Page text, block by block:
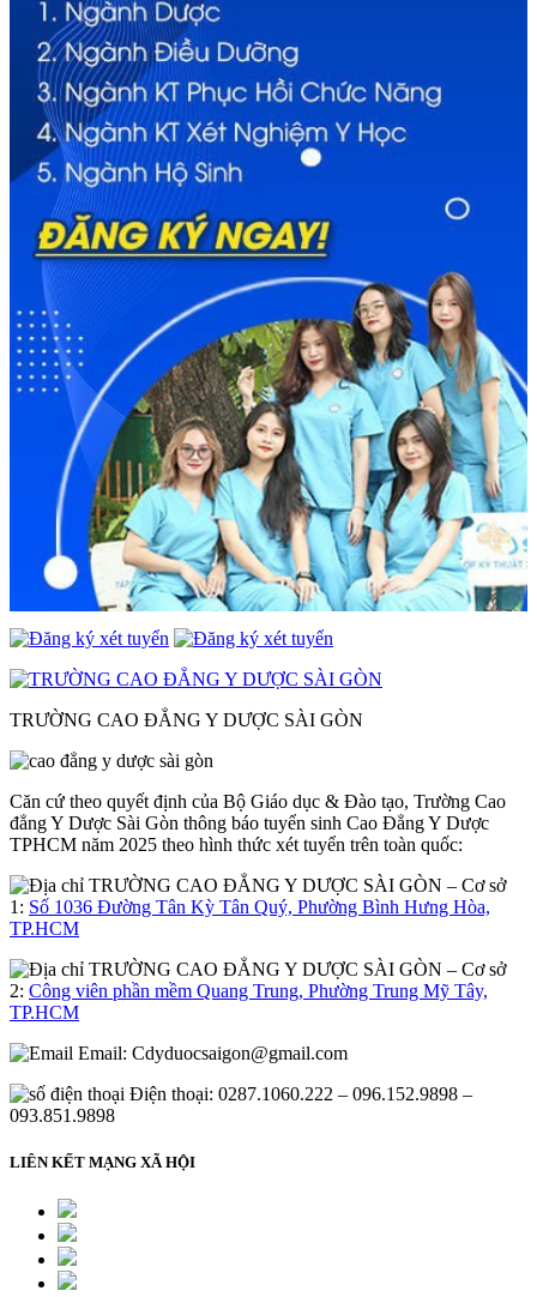
TRƯỜNG CAO ĐẲNG Y DƯỢC SÀI GÒN
Căn cứ theo quyết định của Bộ Giáo dục & Đào tạo, Trường Cao
đẳng Y Dược Sài Gòn thông báo tuyển sinh Cao Đẳng Y Dược
TPHCM năm 2025 theo hình thức xét tuyển trên toàn quốc:
– Cơ sở
1: Số 1036 Đường Tân Kỳ Tân Quý, Phường Bình Hưng Hòa,
TP.HCM
– Cơ sở
2: Công viên phần mềm Quang Trung, Phường Trung Mỹ Tây,
TP.HCM
Email: Cdyduocsaigon@gmail.com
Điện thoại: 0287.1060.222 – 096.152.9898 –
093.851.9898
LIÊN KẾT MẠNG XÃ HỘI